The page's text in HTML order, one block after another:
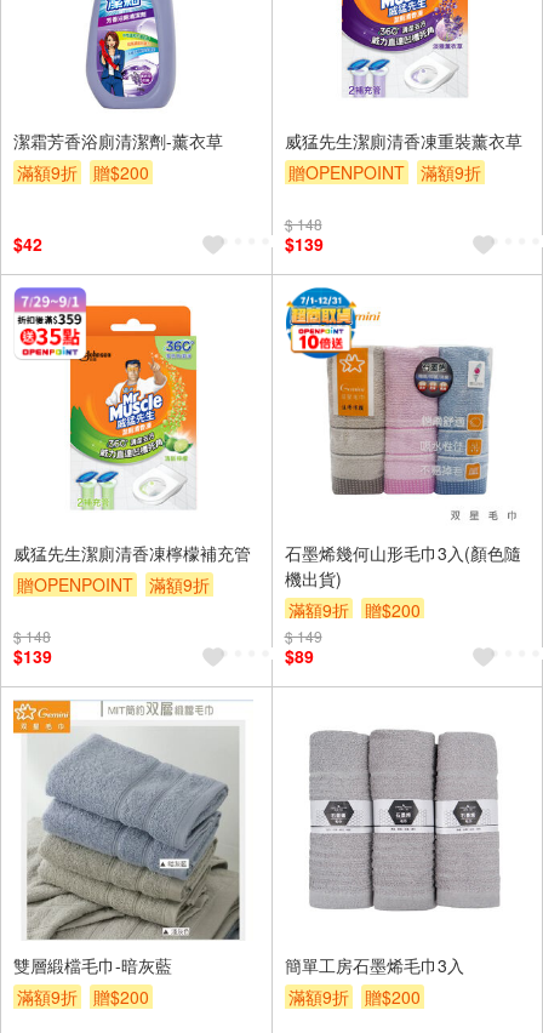
潔霜芳香浴廁清潔劑-薰衣草
滿額9折
贈$200
$42
威猛先生潔廁清香凍重裝薰衣草
贈OPENPOINT
滿額9折
$ 148
$139
威猛先生潔廁清香凍檸檬補充管
贈OPENPOINT
滿額9折
$ 148
$139
石墨烯幾何山形毛巾3入(顏色隨
機出貨)
滿額9折
贈$200
$ 149
$89
雙層緞檔毛巾-暗灰藍
滿額9折
贈$200
簡單工房石墨烯毛巾3入
滿額9折
贈$200